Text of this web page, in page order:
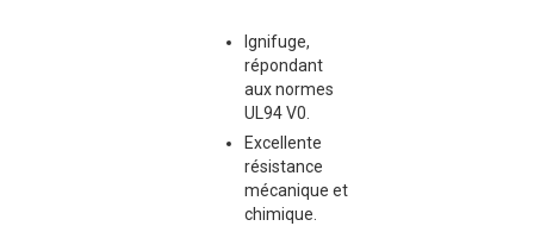
Ignifuge,
répondant
aux normes
UL94 V0.
Excellente
résistance
mécanique et
chimique.